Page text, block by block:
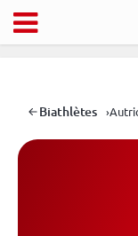
Biathlètes ›